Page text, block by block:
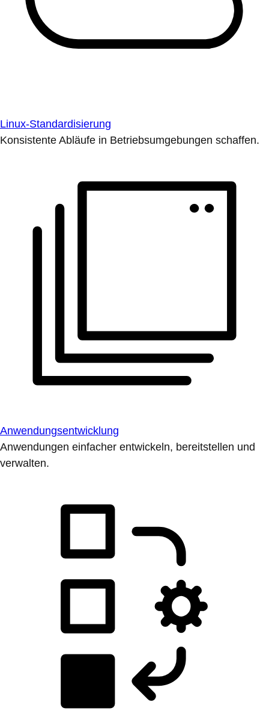
Linux-Standardisierung
Konsistente Abläufe in Betriebsumgebungen schaffen.
Anwendungsentwicklung
Anwendungen einfacher entwickeln, bereitstellen und
verwalten.